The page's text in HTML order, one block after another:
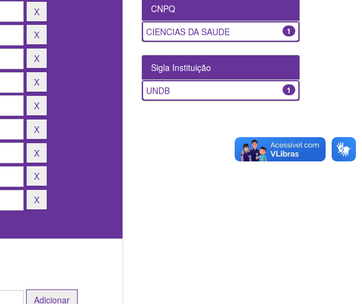
CNPQ
1
CIENCIAS DA SAUDE
Sigla Instituição
1
UNDB